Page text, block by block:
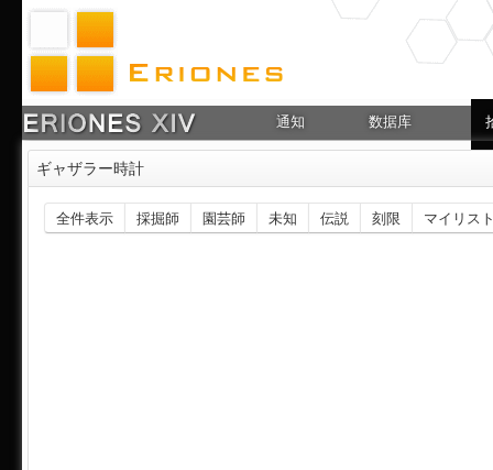
通知 数据库
ギャザラー時計
全件表示 採掘師 園芸師 未知 伝説 刻限 マイリス